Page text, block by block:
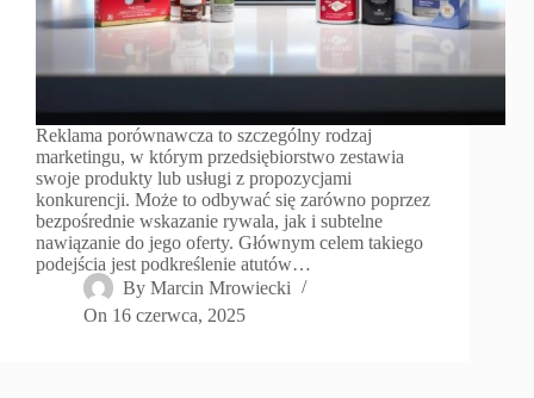
Reklama porównawcza to szczególny rodzaj
marketingu, w którym przedsiębiorstwo zestawia
swoje produkty lub usługi z propozycjami
konkurencji. Może to odbywać się zarówno poprzez
bezpośrednie wskazanie rywala, jak i subtelne
nawiązanie do jego oferty. Głównym celem takiego
podejścia jest podkreślenie atutów…
By Marcin Mrowiecki
On 16 czerwca, 2025